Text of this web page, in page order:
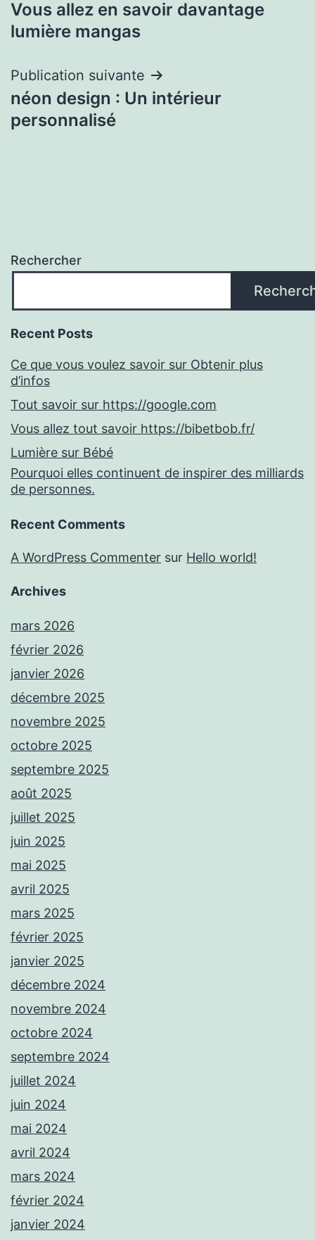
de
Vous allez en savoir davantage
lumière mangas
Publication suivante
néon design : Un intérieur
personnalisé
Rechercher
Recent Posts
Ce que vous voulez savoir sur Obtenir plus
d’infos
Tout savoir sur https://google.com
Vous allez tout savoir https://bibetbob.fr/
Lumière sur Bébé
Pourquoi elles continuent de inspirer des milliards
de personnes.
Recent Comments
A WordPress Commenter sur Hello world!
Archives
mars 2026
février 2026
janvier 2026
décembre 2025
novembre 2025
octobre 2025
septembre 2025
août 2025
juillet 2025
juin 2025
mai 2025
avril 2025
mars 2025
février 2025
janvier 2025
décembre 2024
novembre 2024
octobre 2024
septembre 2024
juillet 2024
juin 2024
mai 2024
avril 2024
mars 2024
février 2024
janvier 2024